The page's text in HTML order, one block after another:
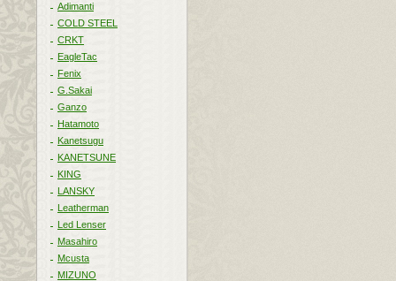
Adimanti
COLD STEEL
CRKT
EagleTac
Fenix
G.Sakai
Ganzo
Hatamoto
Kanetsugu
KANETSUNE
KING
LANSKY
Leatherman
Led Lenser
Masahiro
Mcusta
MIZUNO